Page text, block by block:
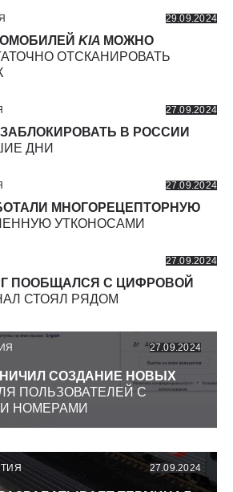
29.09.2024
KIA МОЖНО
ОТСКАНИРОВАТЬ
27.09.2024
ЗАБЛОКИРОВАТЬ В РОССИИ
ДНИ
27.09.2024
МНОГОРЕЦЕПТОРНУЮ
УТКОНОСАМИ
27.09.2024
ПООБЩАЛСЯ С ЦИФРОВОЙ
СТОЯЛ РЯДОМ
27.09.2024
СОЗДАНИЕ НОВЫХ
ПОЛЬЗОВАТЕЛЕЙ С
НОМЕРАМИ
27.09.2024